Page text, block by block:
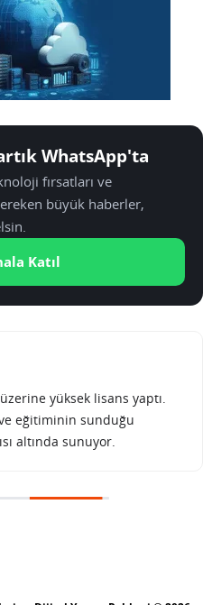
WhatsApp'ta
fırsatları ve
büyük haberler,
Katıl
yüksek lisans yaptı.
eğitiminin sunduğu
altında sunuyor.